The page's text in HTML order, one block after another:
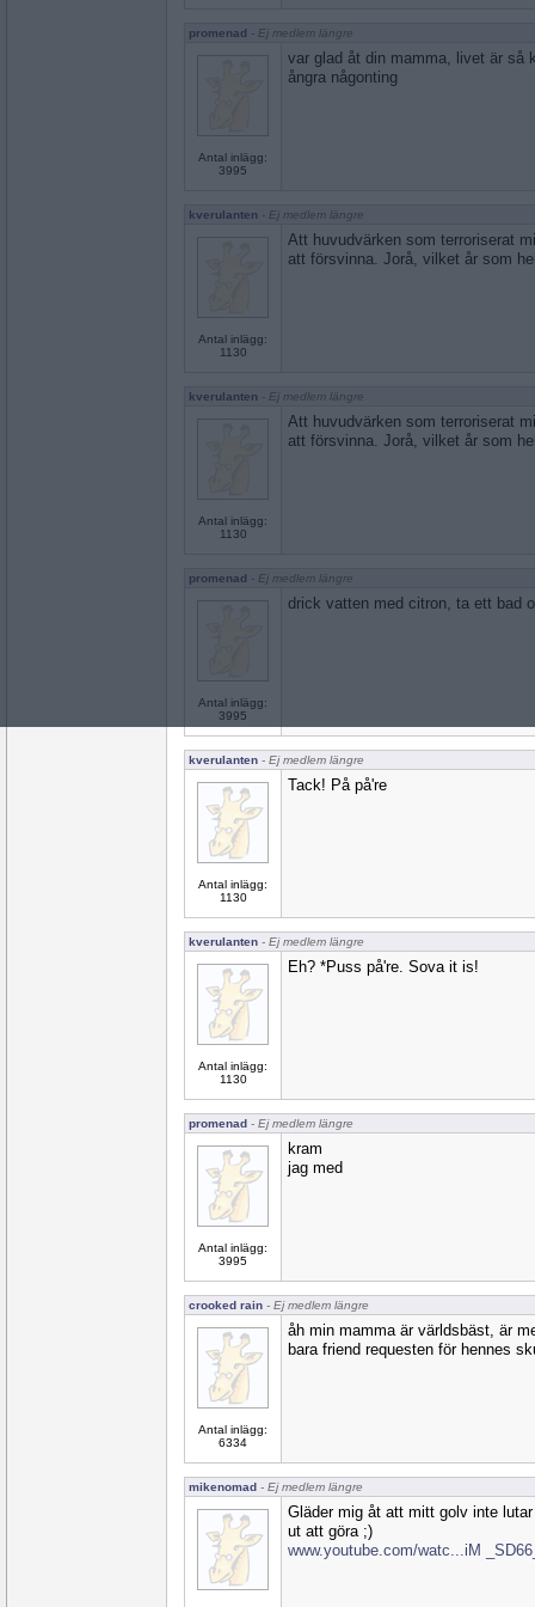
promenad - Ej medlem längre
Antal inlägg:
3995
var glad åt din mamma, livet är så
ångra någonting
kverulanten - Ej medlem längre
Antal inlägg:
1130
Att huvudvärken som terroriserat
att försvinna. Jorå, vilket år som
kverulanten - Ej medlem längre
Antal inlägg:
1130
Att huvudvärken som terroriserat
att försvinna. Jorå, vilket år som
promenad - Ej medlem längre
Antal inlägg:
3995
drick vatten med citron, ta ett bad
kverulanten - Ej medlem längre
Antal inlägg:
1130
Tack! På på're
kverulanten - Ej medlem längre
Antal inlägg:
1130
Eh? *Puss på're. Sova it is!
promenad - Ej medlem längre
Antal inlägg:
3995
kram
jag med
crooked rain - Ej medlem längre
Antal inlägg:
6334
åh min mamma är världsbäst, är
bara friend requesten för hennes
mikenomad - Ej medlem längre
Gläder mig åt att mitt golv inte
ut att göra ;)
www.youtube.com/watc...iM